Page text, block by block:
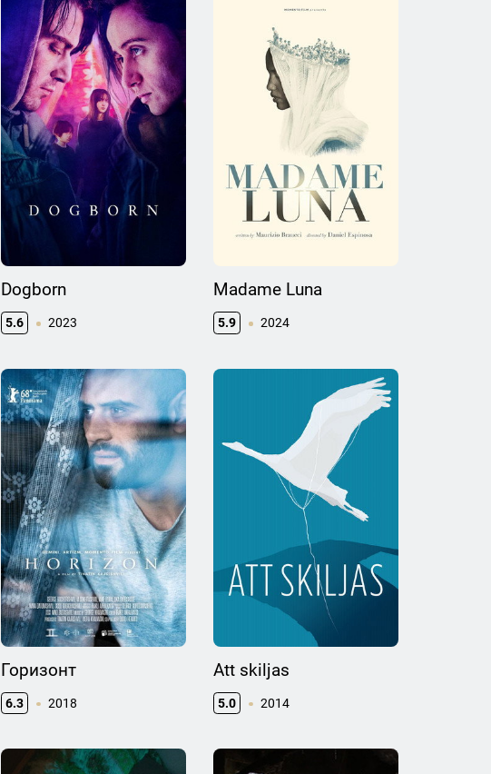
Dogborn
5.6 2023
Madame Luna
5.9 2024
Горизонт
6.3 2018
Att skiljas
5.0 2014